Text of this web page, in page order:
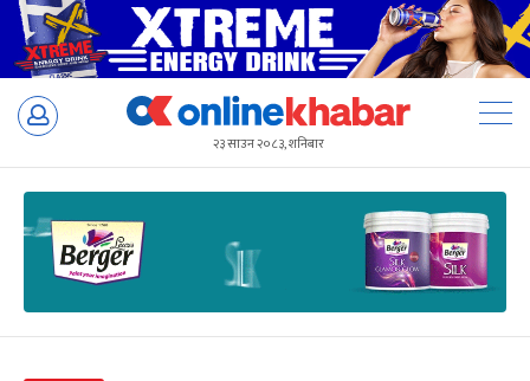
Skip
२३ साउन २०८३, शनिबार